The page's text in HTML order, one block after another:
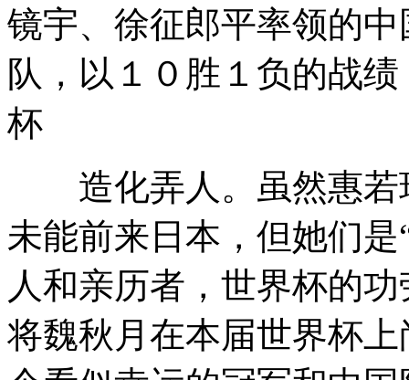
镜宇、徐征郎平率领的
队，以１０胜１负的战
杯
造化弄人。虽然惠若
未能前来日本，但她们
人和亲历者，世界杯的
将魏秋月在本届世界杯